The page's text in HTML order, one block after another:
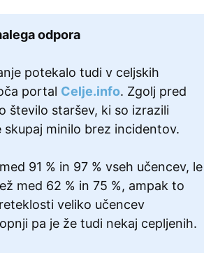
odpora
potekalo tudi v celjskih
portal Celje.info. Zgolj pred
število staršev, ki so izrazili
minilo brez incidentov.
91 % in 97 % vseh učencev, le
med 62 % in 75 %, ampak to
veliko učencev
pa je že tudi nekaj cepljenih.